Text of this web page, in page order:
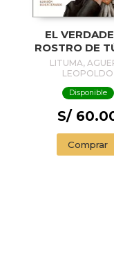
EL
ROSTRO DE
AMARU
LITUMA,
LEOPOLDO
Disponible
S/
Comprar